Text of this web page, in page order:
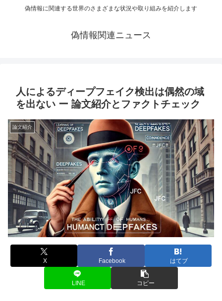
偽情報に関連する世界のさまざまな状況や取り組みを紹介します
偽情報関連ニュース
人によるディープフェイク検出は偶然の域
を出ない ー 論文紹介とファクトチェック
論文紹介
X Facebook はてブ
LINE コピー